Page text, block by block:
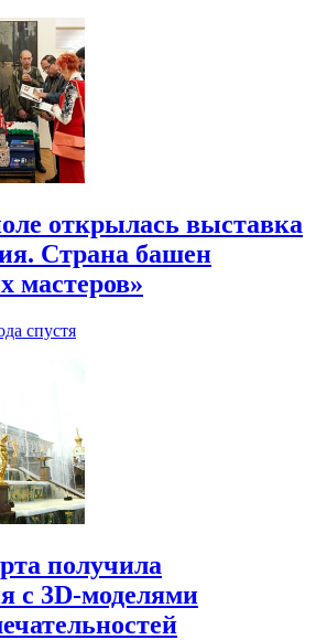
открылась выставка
Страна башен
мастеров»
спустя
получила
с 3D-моделями